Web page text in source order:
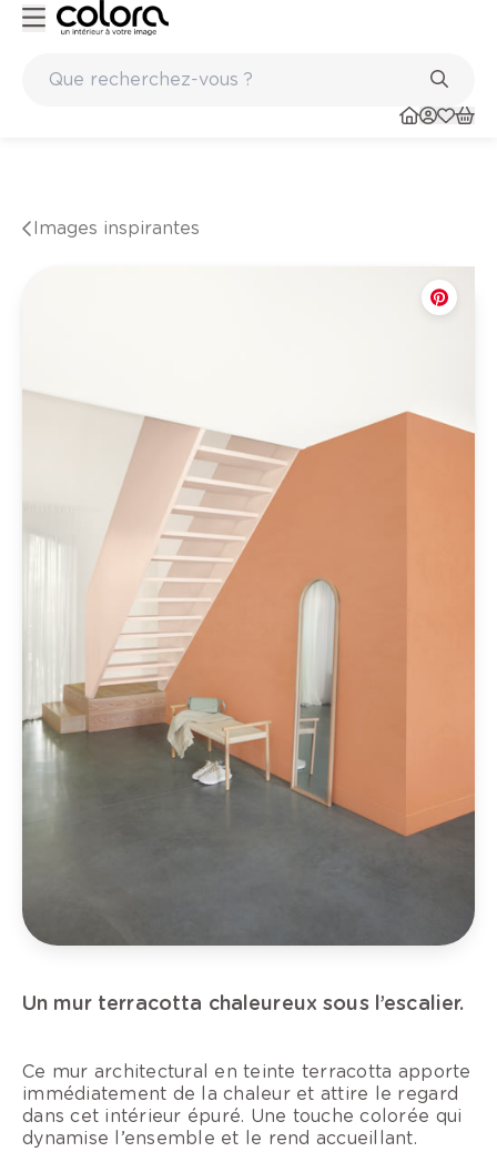
Images inspirantes
Un mur terracotta chaleureux sous l’escalier.
Ce mur architectural en teinte terracotta apporte
immédiatement de la chaleur et attire le regard
dans cet intérieur épuré. Une touche colorée qui
dynamise l’ensemble et le rend accueillant.